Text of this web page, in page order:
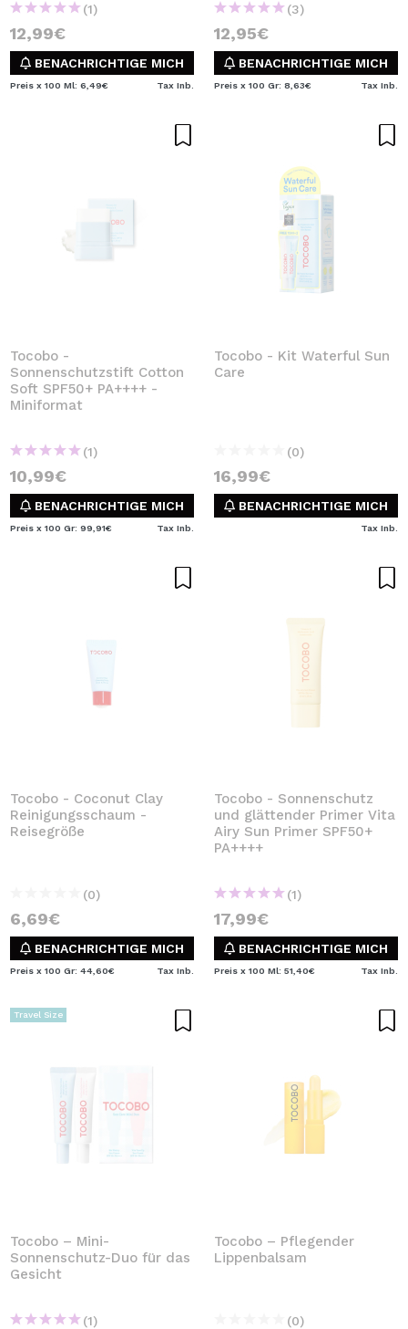
(1)
12,99€
BENACHRICHTIGE MICH
Preis x 100 Ml: 6,49€ Tax Inb.
(3)
12,95€
BENACHRICHTIGE MICH
Preis x 100 Gr: 8,63€ Tax Inb.
Tocobo -
Sonnenschutzstift Cotton
Soft SPF50+ PA++++ -
Miniformat
(1)
10,99€
BENACHRICHTIGE MICH
Preis x 100 Gr: 99,91€ Tax Inb.
Tocobo - Kit Waterful Sun
Care
(0)
16,99€
BENACHRICHTIGE MICH
Tax Inb.
Tocobo - Coconut Clay
Reinigungsschaum -
Reisegröße
(0)
6,69€
BENACHRICHTIGE MICH
Preis x 100 Gr: 44,60€ Tax Inb.
Tocobo - Sonnenschutz
und glättender Primer Vita
Airy Sun Primer SPF50+
PA++++
(1)
17,99€
BENACHRICHTIGE MICH
Preis x 100 Ml: 51,40€ Tax Inb.
Travel Size
Tocobo – Mini-
Sonnenschutz-Duo für das
Gesicht
(1)
Tocobo – Pflegender
Lippenbalsam
(0)